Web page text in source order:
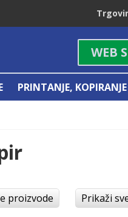
WEB
PRINTANJE, KOPIRANJE
proizvode Prikaži